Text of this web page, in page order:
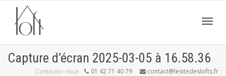
Capture d’écran 2025-03-05 à 16.58.36
Contactez-nous 01 42 71 40 79 contact@lesitedeslofts.fr